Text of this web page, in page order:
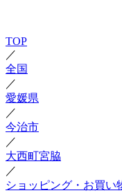
TOP
／
全国
／
愛媛県
／
今治市
／
大西町宮脇
／
ショッピング・お買い